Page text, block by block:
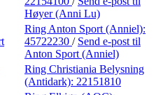
Høyer (Anni Lu)
Ring Anton Sport (Anniel):
45722230 / Send e-post til
Anton Sport (Anniel)
Ring Christiania Belysning
(Antidark): 22151810